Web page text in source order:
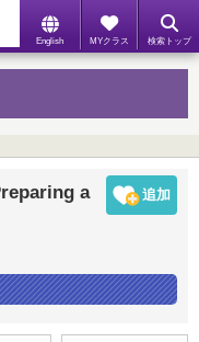
English MYクラス 検索トップ
a